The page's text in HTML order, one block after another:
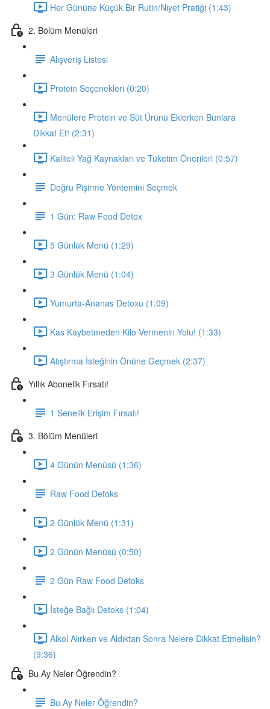
Her Gününe Küçük Bir Rutin/Niyet Pratiği (1:43)
2. Bölüm Menüleri
Alışveriş Listesi
Protein Seçenekleri (0:20)
Menülere Protein ve Süt Ürünü Eklerken Bunlara
Dikkat Et! (2:31)
Kaliteli Yağ Kaynakları ve Tüketim Önerileri (0:57)
Doğru Pişirme Yöntemini Seçmek
1 Gün: Raw Food Detox
5 Günlük Menü (1:29)
3 Günlük Menü (1:04)
Yumurta-Ananas Detoxu (1:09)
Kas Kaybetmeden Kilo Vermenin Yolu! (1:33)
Atıştırma İsteğinin Önüne Geçmek (2:37)
Yıllık Abonelik Fırsatı!
1 Senelik Erişim Fırsatı!
3. Bölüm Menüleri
4 Günün Menüsü (1:36)
Raw Food Detoks
2 Günlük Menü (1:31)
2 Günün Menüsü (0:50)
2 Gün Raw Food Detoks
İsteğe Bağlı Detoks (1:04)
Alkol Alırken ve Aldıktan Sonra Nelere Dikkat Etmelisin?
(9:36)
Bu Ay Neler Öğrendin?
Bu Ay Neler Öğrendin?